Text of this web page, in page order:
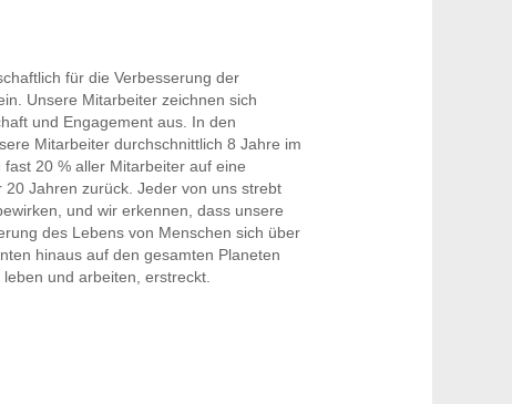
für die Verbesserung der
Unsere Mitarbeiter zeichnen sich
und Engagement aus. In den
Mitarbeiter durchschnittlich 8 Jahre im
20 % aller Mitarbeiter auf eine
Jahren zurück. Jeder von uns strebt
und wir erkennen, dass unsere
des Lebens von Menschen sich über
hinaus auf den gesamten Planeten
und arbeiten, erstreckt.